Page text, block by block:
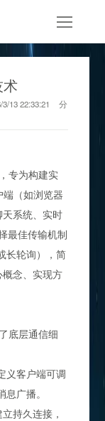
3/13 22:33:21
分
专为构建实
（如浏览器
系统、实时
最佳传输机制
长轮询），简
念、实现方
底层通信细
义客户端可调
广播。
持久连接，